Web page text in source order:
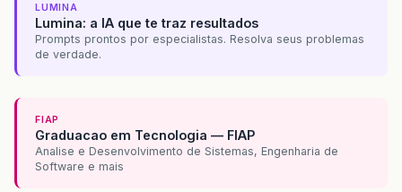
LUMINA
Lumina: a IA que te traz resultados
Prompts prontos por especialistas. Resolva seus problemas
de verdade.
FIAP
Graduacao em Tecnologia — FIAP
Analise e Desenvolvimento de Sistemas, Engenharia de
Software e mais